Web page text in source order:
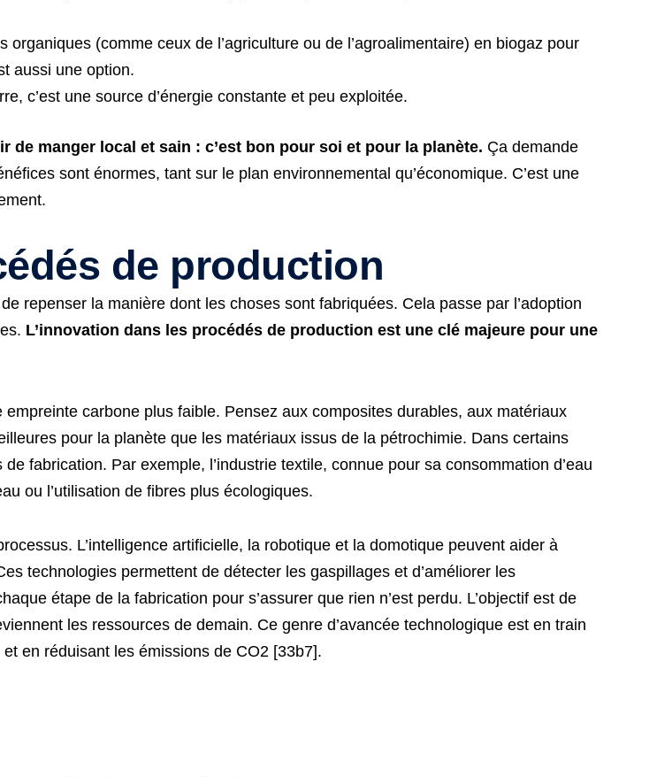
organiques (comme ceux de l’agriculture ou de l’agroalimentaire) en biogaz pour
aussi une option.
c’est une source d’énergie constante et peu exploitée.
de manger local et sain : c’est bon pour soi et pour la planète. Ça demande
sont énormes, tant sur le plan environnemental qu’économique. C’est une
de production
repenser la manière dont les choses sont fabriquées. Cela passe par l’adoption
L’innovation dans les procédés de production est une clé majeure pour une
carbone plus faible. Pensez aux composites durables, aux matériaux
pour la planète que les matériaux issus de la pétrochimie. Dans certains
fabrication. Par exemple, l’industrie textile, connue pour sa consommation d’eau
ou l’utilisation de fibres plus écologiques.
L’intelligence artificielle, la robotique et la domotique peuvent aider à
technologies permettent de détecter les gaspillages et d’améliorer les
étape de la fabrication pour s’assurer que rien n’est perdu. L’objectif est de
les ressources de demain. Ce genre d’avancée technologique est en train
en réduisant les émissions de CO2 [33b7].